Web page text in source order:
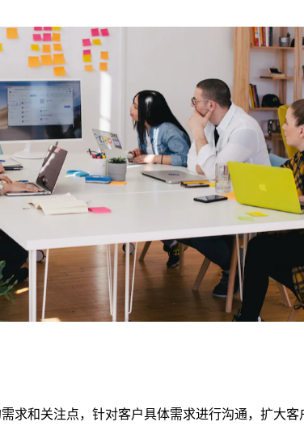
求和关注点，针对客户具体需求进行沟通，扩大